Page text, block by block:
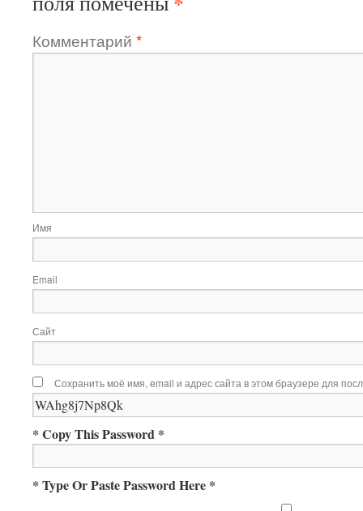
Комментарий *
Имя
Email
Сайт
Сохранить моё имя, email и адрес сайта в этом браузере для
* Copy This Password *
* Type Or Paste Password Here *